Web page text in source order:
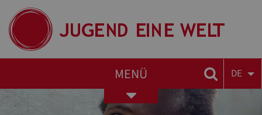
MENÜ DE
Toggle
navigation